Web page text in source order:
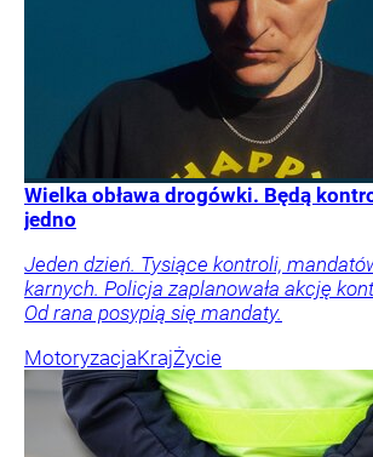
Wielka obława drogówki. Będą
jedno
Jeden dzień. Tysiące kontroli,
karnych. Policja zaplanowała akcję
Od rana posypią się mandaty.
MotoryzacjaKrajŻycie